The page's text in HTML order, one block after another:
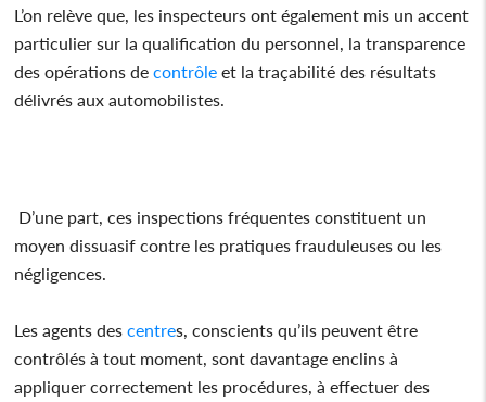
L’on relève que, les inspecteurs ont également mis un accent
particulier sur la qualification du personnel, la transparence
des opérations decontrôle et la traçabilité des résultats
délivrés aux automobilistes.
D’une part, ces inspections fréquentes constituent un
moyen dissuasif contre les pratiques frauduleuses ou les
négligences.
Les agents descentres, conscients qu’ils peuvent être
contrôlés à tout moment, sont davantage enclins à
appliquer correctement les procédures, à effectuer des